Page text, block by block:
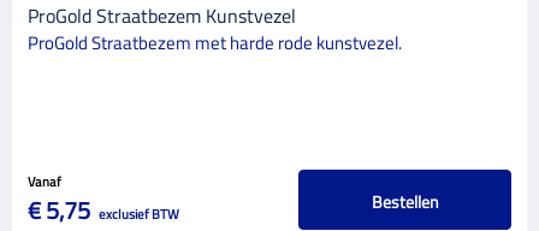
ProGold Straatbezem Kunstvezel
ProGold Straatbezem met harde rode kunstvezel.
Vanaf
€ 5,75 exclusief BTW Bestellen